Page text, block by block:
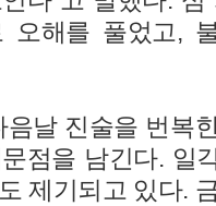
오해를 풀었고,
날 진술을 번복
점을 남긴다. 일
제기되고 있다.